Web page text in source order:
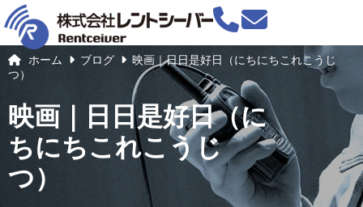
ホーム ブログ
映画｜日日是好日（にちにちこれこうじ
つ）
映画｜日日是好日（に
ちにちこれこうじ
つ）